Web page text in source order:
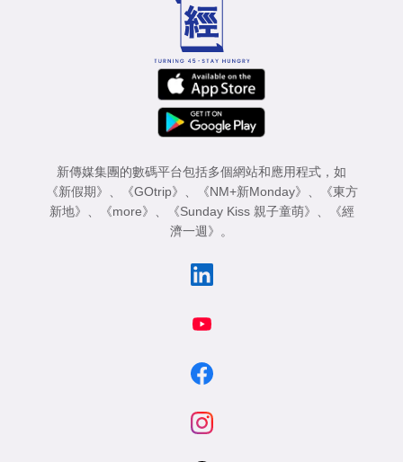
新傳媒集團的數碼平台包括多個網站和應用程式，如
《新假期》
《GOtrip》 《NM+新Monday》
《東方
新地》
《more》 《Sunday Kiss 親子童萌》
《經
濟一週》
。